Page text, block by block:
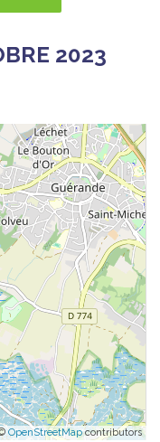
2023
OpenStreetMapcontributors